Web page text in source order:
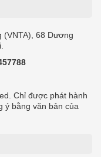
(VNTA), 68 Dương
Chỉ được phát hành
ý bằng văn bản của